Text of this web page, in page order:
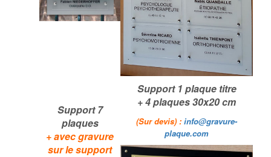
Support 7
plaques
+avec gravure
sur le support
Support 1 plaque titre
+ 4 plaques 30x20 cm
(Sur devis) : info@gravure-
plaque.com